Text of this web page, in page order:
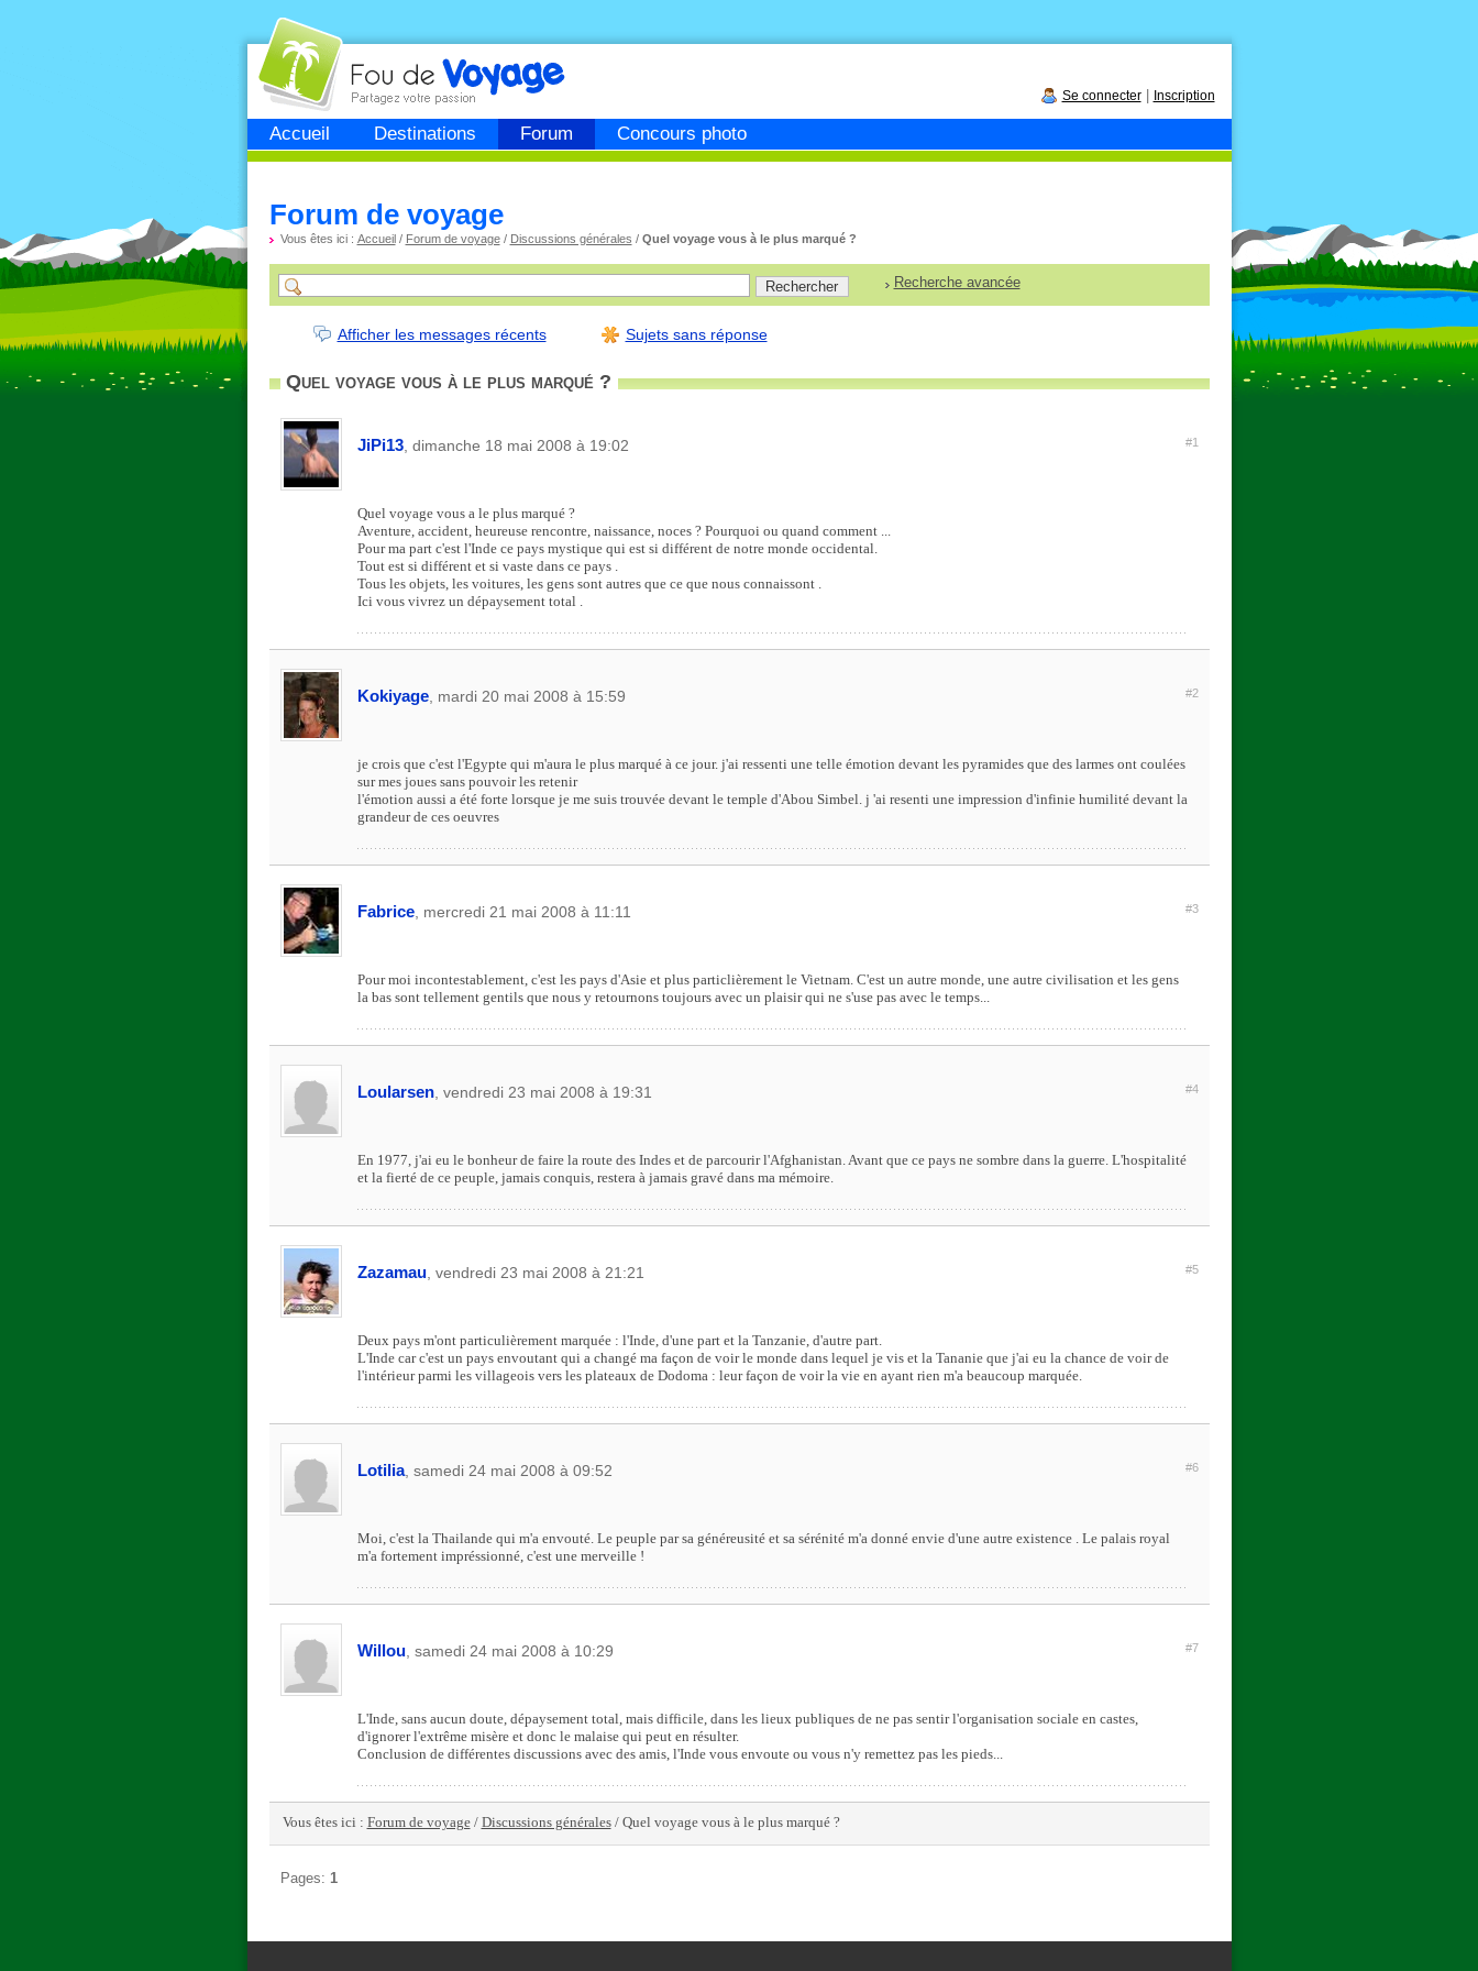
Accueil Destinations Forum Concours photo
Fou devoyage
Se connecter| Inscription
Forum de voyage
Vous êtes ici : Accueil/ Forum de voyage/ Discussions générales / Quel voyage vous à le plus marqué ?
Recherche avancée
Afficher les messages récents Sujets sans réponse
Quel voyage vous à le plus marqué ?
JiPi13, dimanche 18 mai 2008 à 19:02 #1
Quel voyage vous a le plus marqué ?
Aventure, accident, heureuse rencontre, naissance, noces ? Pourquoi ou quand comment ...
Pour ma part c'est l'Inde ce pays mystique qui est si différent de notre monde occidental.
Tout est si différent et si vaste dans ce pays .
Tous les objets, les voitures, les gens sont autres que ce que nous connaissont .
Ici vous vivrez un dépaysement total .
Kokiyage, mardi 20 mai 2008 à 15:59 #2
je crois que c'est l'Egypte qui m'aura le plus marqué à ce jour. j'ai ressenti une telle émotion devant les pyramides que des larmes ont coulées
sur mes joues sans pouvoir les retenir
l'émotion aussi a été forte lorsque je me suis trouvée devant le temple d'Abou Simbel. j 'ai resenti une impression d'infinie humilité devant la
grandeur de ces oeuvres
Fabrice, mercredi 21 mai 2008 à 11:11 #3
Pour moi incontestablement, c'est les pays d'Asie et plus particlièrement le Vietnam. C'est un autre monde, une autre civilisation et les gens
la bas sont tellement gentils que nous y retournons toujours avec un plaisir qui ne s'use pas avec le temps...
Loularsen, vendredi 23 mai 2008 à 19:31 #4
En 1977, j'ai eu le bonheur de faire la route des Indes et de parcourir l'Afghanistan. Avant que ce pays ne sombre dans la guerre. L'hospitalité
et la fierté de ce peuple, jamais conquis, restera à jamais gravé dans ma mémoire.
Zazamau, vendredi 23 mai 2008 à 21:21 #5
Deux pays m'ont particulièrement marquée : l'Inde, d'une part et la Tanzanie, d'autre part.
L'Inde car c'est un pays envoutant qui a changé ma façon de voir le monde dans lequel je vis et la Tananie que j'ai eu la chance de voir de
l'intérieur parmi les villageois vers les plateaux de Dodoma : leur façon de voir la vie en ayant rien m'a beaucoup marquée.
Lotilia, samedi 24 mai 2008 à 09:52 #6
Moi, c'est la Thailande qui m'a envouté. Le peuple par sa généreusité et sa sérénité m'a donné envie d'une autre existence . Le palais royal
m'a fortement impréssionné, c'est une merveille !
Willou, samedi 24 mai 2008 à 10:29 #7
L'Inde, sans aucun doute, dépaysement total, mais difficile, dans les lieux publiques de ne pas sentir l'organisation sociale en castes,
d'ignorer l'extrême misère et donc le malaise qui peut en résulter.
Conclusion de différentes discussions avec des amis, l'Inde vous envoute ou vous n'y remettez pas les pieds...
Vous êtes ici : Forum de voyage / Discussions générales / Quel voyage vous à le plus marqué ?
Pages: 1